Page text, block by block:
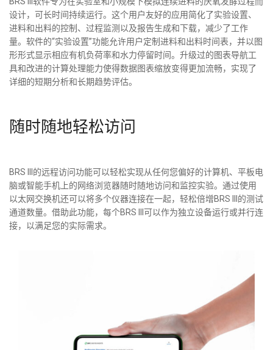
设计，可长时间持续运行。这个用户友好的应用简化了实验设置、
进料和出料的控制、过程监测以及报告生成和下载，减少了工作
量。软件的“实验设置”功能允许用户定制进料和出料时间表，并以图
形形式显示相应有机负荷率和水力停留时间。升级过的图表导航工
具和改进的计算处理能力使得数据图表缩放变得更加流畅，实现了
详细的短期分析和长期趋势评估。
随时随地轻松访问
BRS III的远程访问功能可以轻松实现从任何您偏好的计算机、平板电
脑或智能手机上的网络浏览器随时随地访问和监控实验。通过使用
以太网交换机还可以将多个仪器连接在一起，轻松倍增BRS III的测试
通道数量。借助此功能，每个BRS III可以作为独立设备运行或并行连
接，以满足您的实际需求。